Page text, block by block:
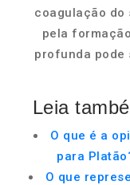
coagulação do
pela
profunda pode
Leia
O que é a
para
O que